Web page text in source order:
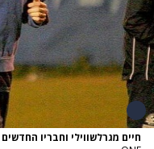
חיים מגרלשווילי וחבריו